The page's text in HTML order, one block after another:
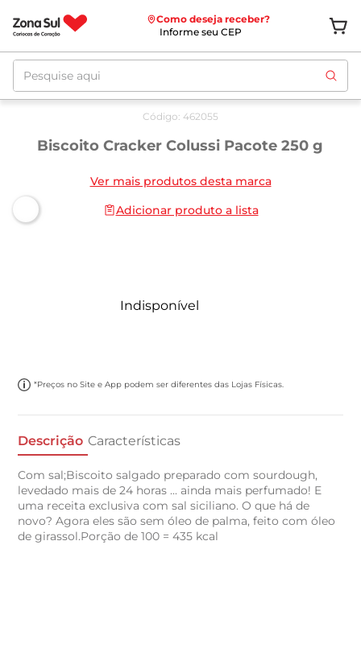
Como deseja receber?
Informe seu CEP
Pesquise aqui
Código: 462055
Biscoito Cracker Colussi Pacote 250 g
Ver mais produtos desta marca
Adicionar produto a lista
Indisponível
*Preços no Site e App podem ser diferentes das Lojas Físicas.
Descrição Características
Com sal;Biscoito salgado preparado com sourdough,
levedado mais de 24 horas ... ainda mais perfumado! E
uma receita exclusiva com sal siciliano. O que há de
novo? Agora eles são sem óleo de palma, feito com óleo
de girassol.Porção de 100 = 435 kcal